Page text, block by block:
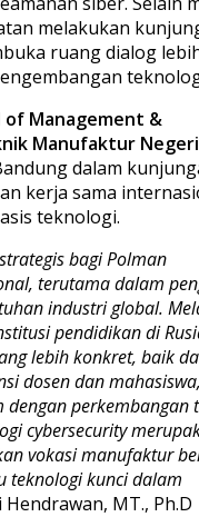
melakukan
ruang dialog
of Management &
Manufaktur Negeri
dalam
kerja sama
teknologi.
bagi Polman
terutama dalam
industri global.
pendidikan di
lebih konkret, baik
dosen dan
perkembangan
cybersecurity
vokasi manufaktur
teknologi kunci dalam
MT., Ph.D